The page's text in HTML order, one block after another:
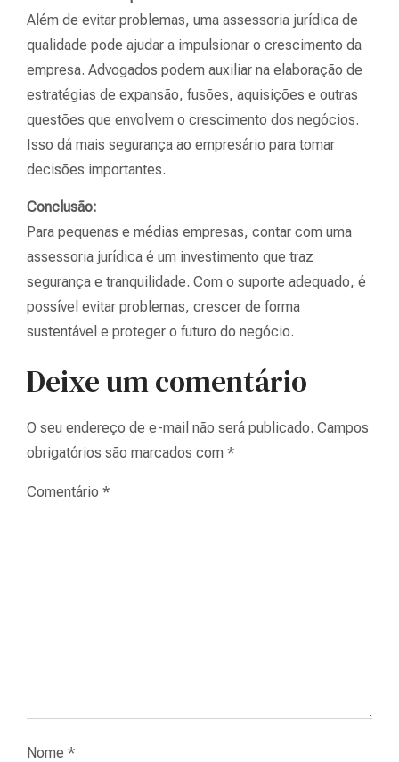
Além de evitar problemas, uma assessoria jurídica de
qualidade pode ajudar a impulsionar o crescimento da
empresa. Advogados podem auxiliar na elaboração de
estratégias de expansão, fusões, aquisições e outras
questões que envolvem o crescimento dos negócios.
Isso dá mais segurança ao empresário para tomar
decisões importantes.
Conclusão:
Para pequenas e médias empresas, contar com uma
assessoria jurídica é um investimento que traz
segurança e tranquilidade. Com o suporte adequado, é
possível evitar problemas, crescer de forma
sustentável e proteger o futuro do negócio.
Deixe um comentário
O seu endereço de e-mail não será publicado. Campos
obrigatórios são marcados com *
Comentário *
Nome *